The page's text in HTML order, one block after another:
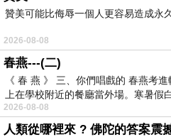
變色龍道‥
顏色，也就行啦！」
小長頸鹿憋氣憋得滿臉
棕黃色斑紋，還是動也
喪，垂頭喪氣地，走到灌
〔我沒有堅硬的殼，也
了。」
贊美可能比侮辱一個人更容易造成永
2026-08-08
春燕---(二)
《 春 燕 》 三、你們唱戲的 春燕考
上在學校附近的餐廳當外場。寒暑假
2026-08-08
人類從哪裡來 ? 佛陀的答案震